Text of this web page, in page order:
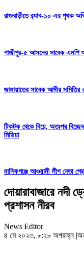
রাজবাড়ীতে র‍্যাব-১০ এর পৃথক
গাজীপুর-৫ আসনের সাবেক এমপি
জামায়াতের সাবেক আমীর
টিকটক থেকে বিয়ে, অতঃপর
মিডিয়া
মানিকগঞ্জে আওয়ামী লীগ নেতা
দোয়ারাবাজারে নদী
প্রশাসন নীরব
News Editor
৪ মে ২০২৩, ৮:২৮ অপরাহ্ন |